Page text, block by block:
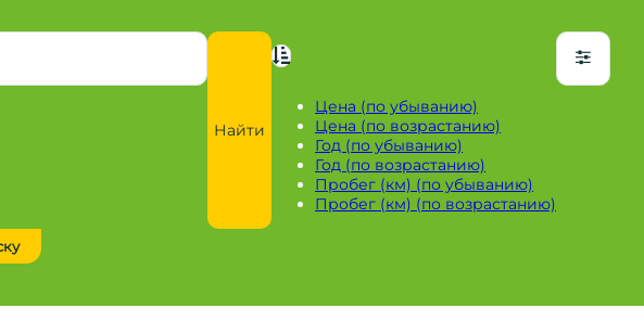
Найти
Цена (по убыванию)
Цена (по возрастанию)
Год (по убыванию)
Год (по возрастанию)
Пробег (км) (по убыванию)
Пробег (км) (по возрастанию)